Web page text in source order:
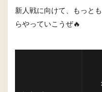
新人戦に向けて、もっと
らやっていこうぜ🔥